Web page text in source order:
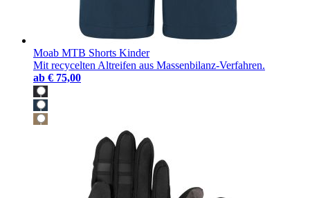
Moab MTB Shorts Kinder
Mit recycelten Altreifen aus Massenbilanz-Verfahren.
ab € 75,00